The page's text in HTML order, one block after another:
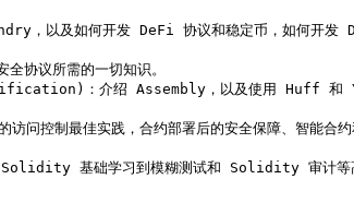
开发 DeFi 协议和稳定币，如何开发 DAO
所需的一切知识。
介绍 Assembly，以及使用 Huff 和 Yul
实践，合约部署后的安全保障、智能合约
基础学习到模糊测试和 Solidity 审计等高